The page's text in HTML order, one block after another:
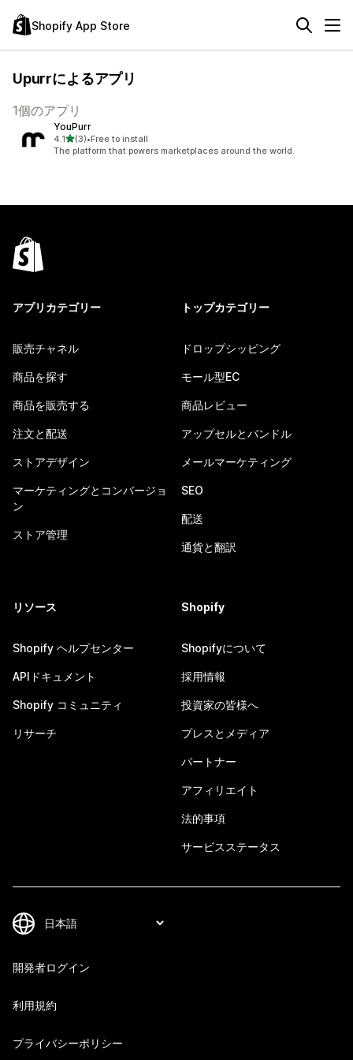
Shopify App Store
Upurrによるアプリ
1個のアプリ
YouPurr
4.15つ星中
(3)
合計レビュー数：3件
•Free to install
The platform that powers marketplaces around the world.
アプリカテゴリー
販売チャネル
商品を探す
商品を販売する
注文と配送
ストアデザイン
マーケティングとコンバージョ
ン
ストア管理
トップカテゴリー
ドロップシッピング
モール型EC
商品レビュー
アップセルとバンドル
メールマーケティング
SEO
配送
通貨と翻訳
リソース
Shopify ヘルプセンター
APIドキュメント
Shopify コミュニティ
リサーチ
Shopify
Shopifyについて
採用情報
投資家の皆様へ
プレスとメディア
パートナー
アフィリエイト
法的事項
サービスステータス
開発者ログイン
利用規約
プライバシーポリシー